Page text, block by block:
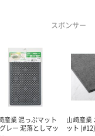
スポンサー
産業 泥っぷマット
レー 泥落としマッ
山崎産業
ット